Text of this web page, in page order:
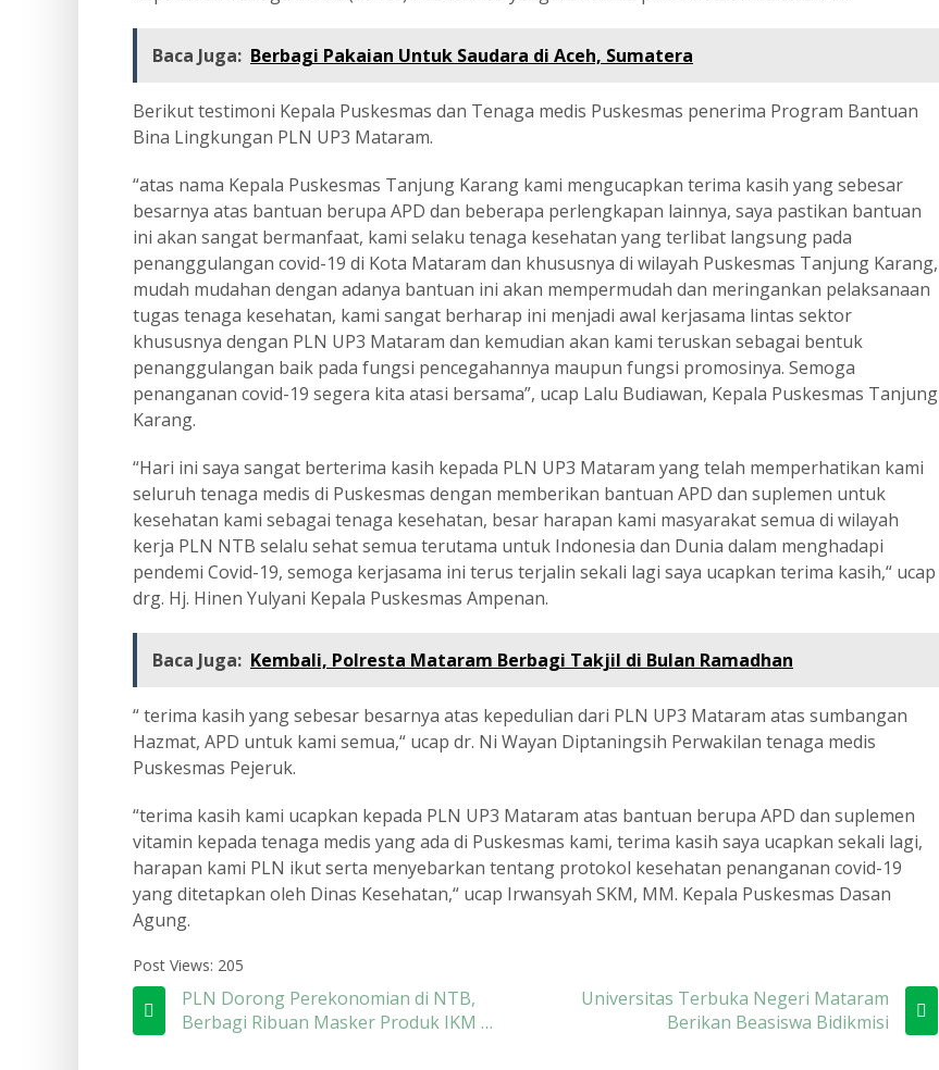
Baca Juga: Berbagi Pakaian Untuk Saudara di Aceh, Sumatera
Berikut testimoni Kepala Puskesmas dan Tenaga medis Puskesmas penerima Program Bantuan
Bina Lingkungan PLN UP3 Mataram.
“atas nama Kepala Puskesmas Tanjung Karang kami mengucapkan terima kasih yang sebesar
besarnya atas bantuan berupa APD dan beberapa perlengkapan lainnya, saya pastikan bantuan
ini akan sangat bermanfaat, kami selaku tenaga kesehatan yang terlibat langsung pada
penanggulangan covid-19 di Kota Mataram dan khususnya di wilayah Puskesmas Tanjung Karang,
mudah mudahan dengan adanya bantuan ini akan mempermudah dan meringankan pelaksanaan
tugas tenaga kesehatan, kami sangat berharap ini menjadi awal kerjasama lintas sektor
khususnya dengan PLN UP3 Mataram dan kemudian akan kami teruskan sebagai bentuk
penanggulangan baik pada fungsi pencegahannya maupun fungsi promosinya. Semoga
penanganan covid-19 segera kita atasi bersama”, ucap Lalu Budiawan, Kepala Puskesmas Tanjung
Karang.
“Hari ini saya sangat berterima kasih kepada PLN UP3 Mataram yang telah memperhatikan kami
seluruh tenaga medis di Puskesmas dengan memberikan bantuan APD dan suplemen untuk
kesehatan kami sebagai tenaga kesehatan, besar harapan kami masyarakat semua di wilayah
kerja PLN NTB selalu sehat semua terutama untuk Indonesia dan Dunia dalam menghadapi
pendemi Covid-19, semoga kerjasama ini terus terjalin sekali lagi saya ucapkan terima kasih,“ ucap
drg. Hj. Hinen Yulyani Kepala Puskesmas Ampenan.
Baca Juga: Kembali, Polresta Mataram Berbagi Takjil di Bulan Ramadhan
“ terima kasih yang sebesar besarnya atas kepedulian dari PLN UP3 Mataram atas sumbangan
Hazmat, APD untuk kami semua,“ ucap dr. Ni Wayan Diptaningsih Perwakilan tenaga medis
Puskesmas Pejeruk.
“terima kasih kami ucapkan kepada PLN UP3 Mataram atas bantuan berupa APD dan suplemen
vitamin kepada tenaga medis yang ada di Puskesmas kami, terima kasih saya ucapkan sekali lagi,
harapan kami PLN ikut serta menyebarkan tentang protokol kesehatan penanganan covid-19
yang ditetapkan oleh Dinas Kesehatan,“ ucap Irwansyah SKM, MM. Kepala Puskesmas Dasan
Agung.
Post Views: 205
PLN Dorong Perekonomian di NTB,
Berbagi Ribuan Masker Produk IKM di
Universitas Terbuka Negeri Mataram
Berikan Beasiswa Bidikmisi